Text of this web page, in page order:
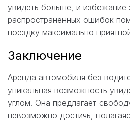
увидеть больше, и избежание
распространенных ошибок
поездку максимально
Заключение
Аренда автомобиля без
уникальная возможность
углом. Она предлагает
невозможно достичь,